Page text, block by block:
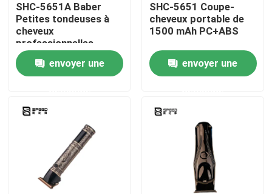
Accueil
Produits
SHC-5651A Baber
Petites tondeuses à
cheveux
professionnelles
envoyer une
SHC-5651 Coupe-
cheveux portable de
1500 mAh PC+ABS
envoyer une